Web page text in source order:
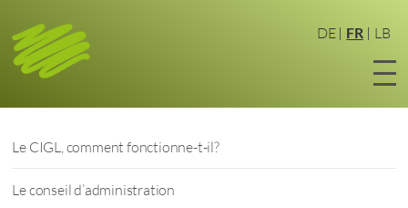
DE FR LB
Le CIGL, comment fonctionne-t-il?
Le conseil d’administration